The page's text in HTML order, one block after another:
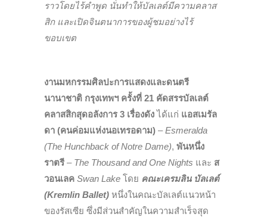
ราวโดยไร้คำพูด นั่นทำให้บัลเลต์มีความคลาส
สิก และเปิดจินตนาการของผู้ชมอย่างไร้
ขอบเขต
งานมหกรรมศิลปะการแสดงและดนตรี
นานาชาติ กรุงเทพฯ ครั้งที่ 21 คัดสรรบัลเลต์
คลาสสิกสุดอลังการ 3 เรื่องดังได้แก่ แอสเมรัล
ดา (คนค่อมแห่งนอเทรอดาม) –Esmeralda
(The Hunchback of Notre Dame), พันหนึ่ง
ราตรี– The Thousand and One Nights และ ส
วอนเลค Swan Lake โดย คณะเครมลิน บัลเลต์
(Kremlin Ballet) หนึ่งในคณะบัลเลต์แนวหน้า
ของรัสเซีย ซึ่งมีส่วนสำคัญในความสำเร็จสุด